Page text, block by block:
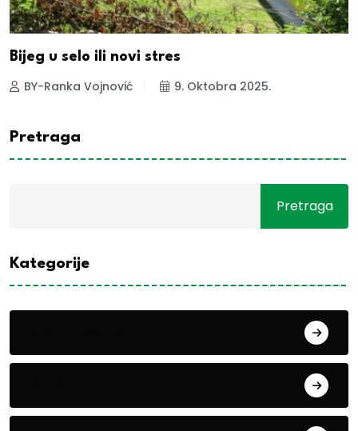
Bijeg u selo ili novi stres
BY-Ranka Vojnović 9. Oktobra 2025.
Pretraga
Pretraga
Kategorije